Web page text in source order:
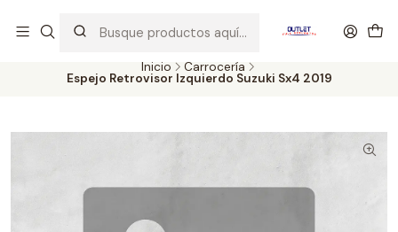
probados con altos estándares de calidad.
Inicio Carrocería
Espejo Retrovisor Izquierdo Suzuki Sx4 2019